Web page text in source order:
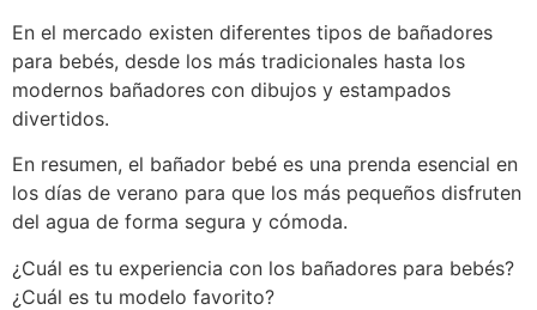
En el mercado existen diferentes tipos de bañadores
para bebés, desde los más tradicionales hasta los
modernos bañadores con dibujos y estampados
divertidos.
En resumen, el bañador bebé es una prenda esencial en
los días de verano para que los más pequeños disfruten
del agua de forma segura y cómoda.
¿Cuál es tu experiencia con los bañadores para bebés?
¿Cuál es tu modelo favorito?